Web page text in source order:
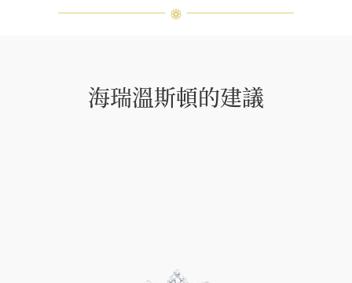
海瑞溫斯頓的建議